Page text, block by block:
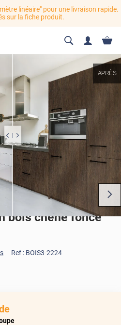
linéaire" pour une livraison rapide.
sur la fiche produit.
APRÈS
bois chêne foncé
Ref : BOIS3-2224